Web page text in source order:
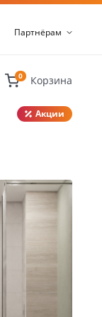
Партнёрам
0 Корзина
Акции